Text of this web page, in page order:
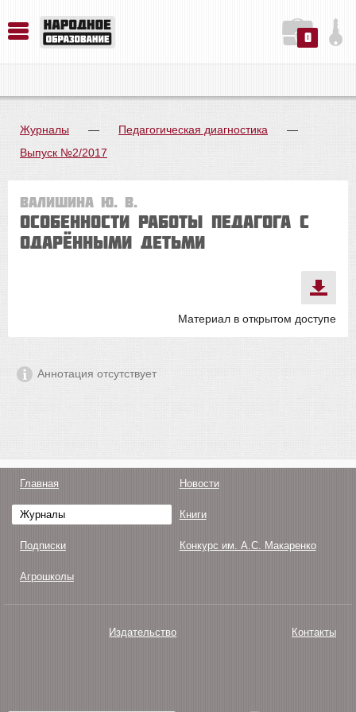
0
Журналы — Педагогическая диагностика
—
Выпуск №2/2017
Валишина Ю. В.
Особенности работы педагога с
одарёнными детьми
Материал в открытом доступе
Аннотация отсутствует
Главная Новости
Журналы Книги
Подписки Конкурс им. А.С. Макаренко
Агрошколы
Издательство Контакты